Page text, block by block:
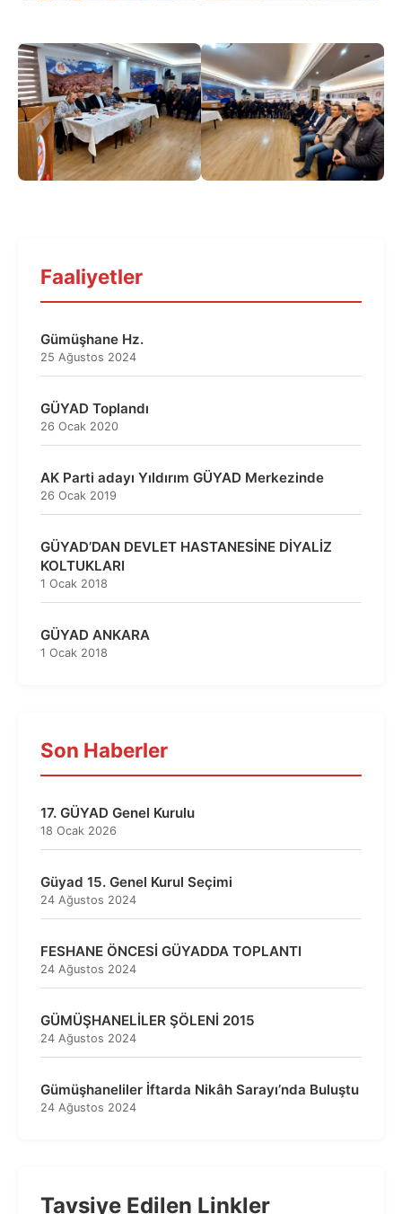
Faaliyetler
Gümüşhane Hz.
25 Ağustos 2024
GÜYAD Toplandı
26 Ocak 2020
AK Parti adayı Yıldırım GÜYAD Merkezinde
26 Ocak 2019
GÜYAD’DAN DEVLET HASTANESİNE DİYALİZ
KOLTUKLARI
1 Ocak 2018
GÜYAD ANKARA
1 Ocak 2018
Son Haberler
17. GÜYAD Genel Kurulu
18 Ocak 2026
Güyad 15. Genel Kurul Seçimi
24 Ağustos 2024
FESHANE ÖNCESİ GÜYADDA TOPLANTI
24 Ağustos 2024
GÜMÜŞHANELİLER ŞÖLENİ 2015
24 Ağustos 2024
Gümüşhaneliler İftarda Nikâh Sarayı’nda Buluştu
24 Ağustos 2024
Tavsiye Edilen Linkler